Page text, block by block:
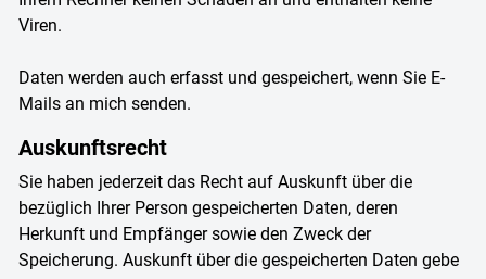
Viren.
Daten werden auch erfasst und gespeichert, wenn Sie E-
Mails an mich senden.
Auskunftsrecht
Sie haben jederzeit das Recht auf Auskunft über die
bezüglich Ihrer Person gespeicherten Daten, deren
Herkunft und Empfänger sowie den Zweck der
Speicherung. Auskunft über die gespeicherten Daten gebe